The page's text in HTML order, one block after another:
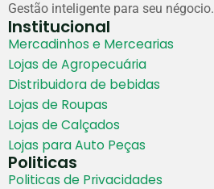
Gestão inteligente para seu négocio.
Institucional
Mercadinhos e Mercearias
Lojas de Agropecuária
Distribuidora de bebidas
Lojas de Roupas
Lojas de Calçados
Lojas para Auto Peças
Politicas
Politicas de Privacidades